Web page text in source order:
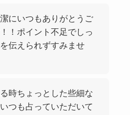
にいつもありがとうご
！ポイント不足でしっ
伝えられずすみませ
時ちょっとした些細な
つも占っていただいて